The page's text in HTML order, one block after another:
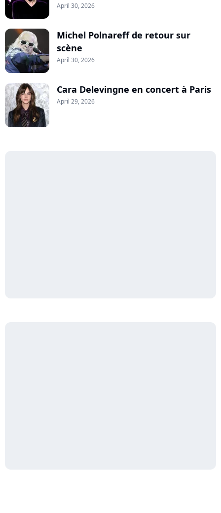
April 30, 2026
Michel Polnareff de retour sur
scène
April 30, 2026
Cara Delevingne en concert à Paris
April 29, 2026